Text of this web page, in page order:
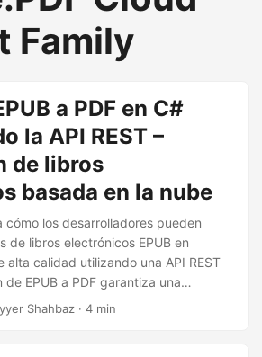
Family
a PDF en C#
la API REST –
de libros
basada en la nube
cómo los desarrolladores pueden
de libros electrónicos EPUB en
alta calidad utilizando una API REST
de EPUB a PDF garantiza una
una fácil compartición y la
Shahbaz · 4 min